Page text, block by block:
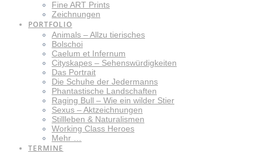
Fine ART Prints
Zeichnungen
PORTFOLIO
Animals – Allzu tierisches
Bolschoi
Caelum et Infernum
Cityskapes – Sehenswürdigkeiten
Das Portrait
Die Schuhe der Jedermanns
Phantastische Landschaften
Raging Bull – Wie ein wilder Stier
Sexus – Aktzeichnungen
Stillleben & Naturalismen
Working Class Heroes
Mehr …
TERMINE